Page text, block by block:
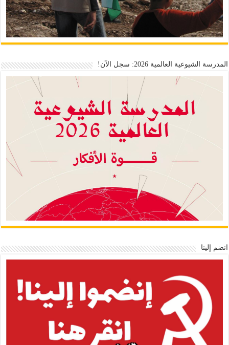
المدرسة الشيوعية العالمية 2026: سجل الآن!
انضم إلينا